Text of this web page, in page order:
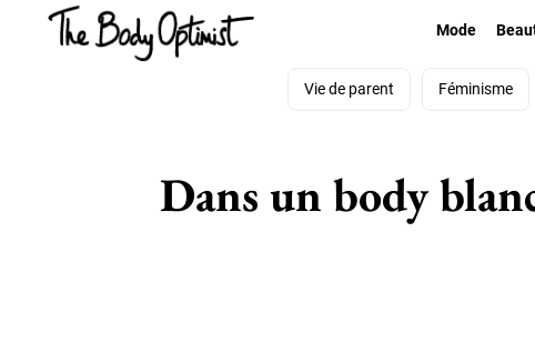
Mode
Vie de parent Féminisme
Dans un body